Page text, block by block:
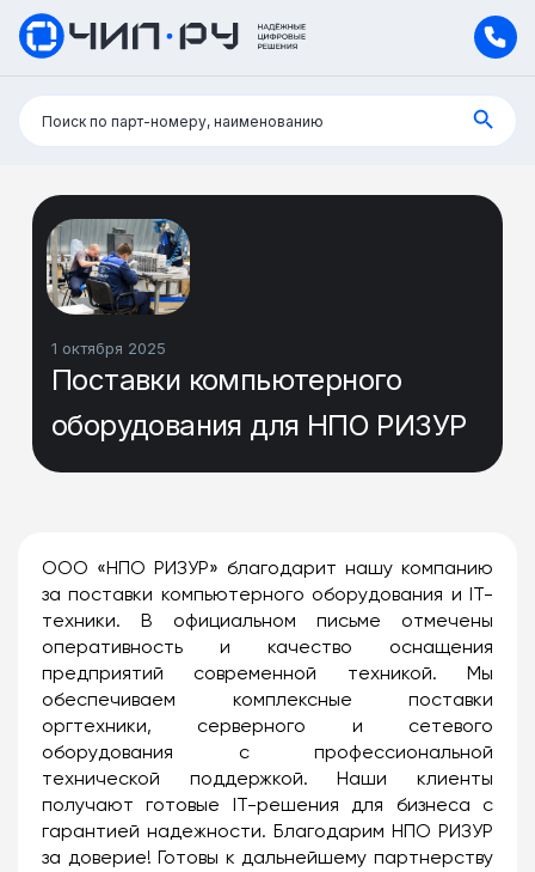
Поиск:
Поиск по парт-номеру, наименованию
1 октября 2025
Поставки компьютерного
оборудования для НПО РИЗУР
ООО «НПО РИЗУР» благодарит нашу компанию
за поставки компьютерного оборудования и IT-
техники. В официальном письме отмечены
оперативность и качество оснащения
предприятий современной техникой. Мы
обеспечиваем комплексные поставки
оргтехники, серверного и сетевого
оборудования с профессиональной
технической поддержкой. Наши клиенты
получают готовые IT-решения для бизнеса с
гарантией надежности. Благодарим НПО РИЗУР
за доверие! Готовы к дальнейшему партнерству